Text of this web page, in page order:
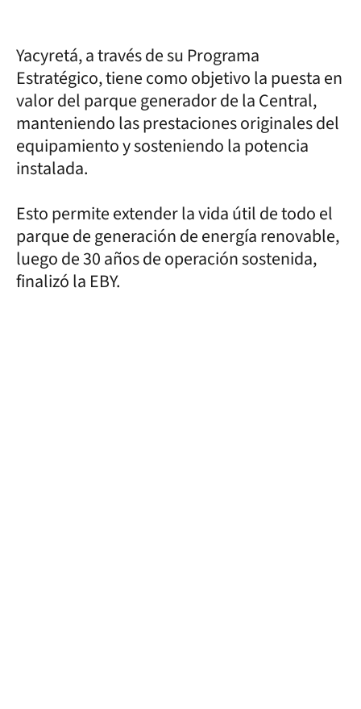
Yacyretá, a través de su Programa
Estratégico, tiene como objetivo la puesta en
valor del parque generador de la Central,
manteniendo las prestaciones originales del
equipamiento y sosteniendo la potencia
instalada.
Esto permite extender la vida útil de todo el
parque de generación de energía renovable,
luego de 30 años de operación sostenida,
finalizó la EBY.